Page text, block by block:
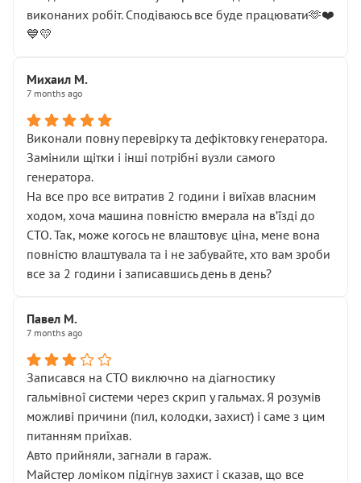
виконаних робіт. Сподіваюсь все буде працювати🫶❤️
💙💛
Михаил М.
7 months ago
Виконали повну перевірку та дефіктовку генератора.
Замінили щітки і інші потрібні вузли самого
генератора.
На все про все витратив 2 години і виїхав власним
ходом, хоча машина повністю вмерала на вʼїзді до
СТО. Так, може когось не влаштовує ціна, мене вона
повністю влаштувала та і не забувайте, хто вам зроби
все за 2 години і записавшись день в день?
Павел М.
7 months ago
Записався на СТО виключно на діагностику
гальмівної системи через скрип у гальмах. Я розумів
можливі причини (пил, колодки, захист) і саме з цим
питанням приїхав.
Авто прийняли, загнали в гараж.
Майстер ломіком підігнув захист і сказав, що все